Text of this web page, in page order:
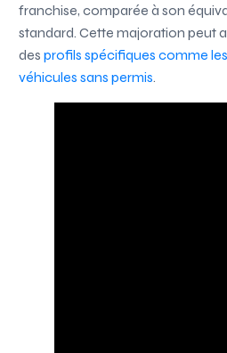
franchise, comparée à son
standard. Cette majoration peut
desprofils spécifiques comme
véhicules sans permis.